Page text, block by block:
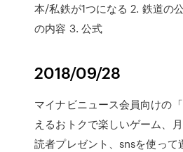
本/私鉄が1つになる 2. 鉄道の
の内容 3. 公式
2018/09/28
マイナビニュース会員向けの
えるおトクで楽しいゲーム、
読者プレゼント、snsを使って